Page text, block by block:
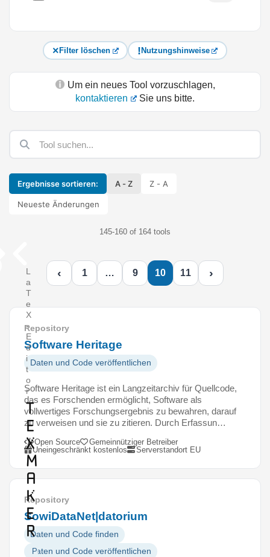
Filter löschen Nutzungshinweise
Um ein neues Tool vorzuschlagen,
kontaktieren
Sie uns bitte.
Ergebnisse sortieren: A - Z Z - A
Neueste Änderungen
145-160 of 164 tools
L
a
T
e
X
-
E
d
i
t
o
r
T
e
x
m
a
k
e
r
Publikationen
‹ 1 … 9 10 11 ›
Repository
Software Heritage
Daten und Code veröffentlichen
Software Heritage ist ein Langzeitarchiv für Quellcode,
das es Forschenden ermöglicht, Software als
vollwertiges Forschungsergebnis zu bewahren, darauf
zu verweisen und sie zu zitieren. Durch Erfassun…
Open Source
Gemeinnütziger Betreiber
Uneingeschränkt kostenlos
Serverstandort EU
Repository
SowiDataNet|datorium
Daten und Code finden
Daten und Code veröffentlichen